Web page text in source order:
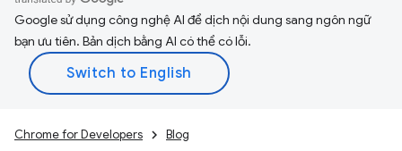
Google sử dụng công nghệ AI để dịch nội dung sang ngôn ngữ
bạn ưu tiên. Bản dịch bằng AI có thể có lỗi.
Chrome for Developers Blog